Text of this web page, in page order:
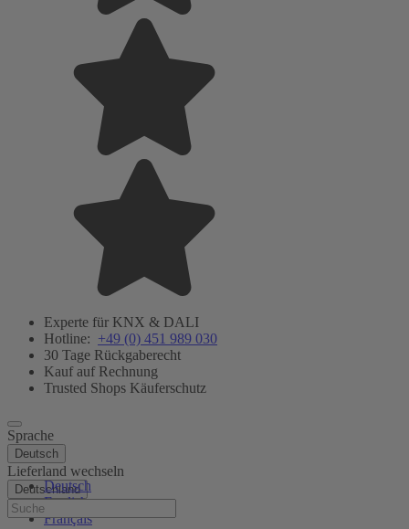
Experte für KNX & DALI
Hotline: +49 (0) 451 989 030
30 Tage Rückgaberecht
Kauf auf Rechnung
Trusted Shops Käuferschutz
Sprache
Deutsch
Deutsch
English
Français
Lieferland wechseln
Deutschland
Hilfe